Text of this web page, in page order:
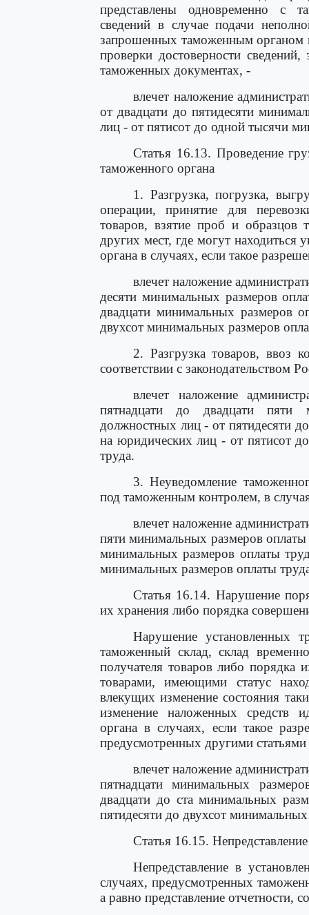
представлены одновременно с
сведений в случае подачи
запрошенных таможенным органом
проверки достоверности
таможенных документах, -
влечет наложение
от двадцати до пятидесяти
лиц - от пятисот до одной тысячи
Статья 16.13. Проведение
таможенного органа
1. Разгрузка, погрузка,
операции, принятие для
товаров, взятие проб и образцов
других мест, где могут находиться
органа в случаях, если такое
влечет наложение
десяти минимальных размеров
двадцати минимальных размеров
двухсот минимальных размеров
2. Разгрузка товаров, ввоз
соответствии с законодательством
влечет наложение
пятнадцати до двадцати пяти
должностных лиц - от пятидесяти
на юридических лиц - от пятисот
труда.
3. Неуведомление
под таможенным контролем, в
влечет наложение
пяти минимальных размеров
минимальных размеров оплаты
минимальных размеров оплаты
Статья 16.14. Нарушение
их хранения либо порядка
Нарушение установленных
таможенный склад, склад
получателя товаров либо
товарами, имеющими статус
влекущих изменение состояния
изменение наложенных средств
органа в случаях, если такое
предусмотренных другими
влечет наложение
пятнадцати минимальных
двадцати до ста минимальных
пятидесяти до двухсот
Статья 16.15.
Непредставление в
случаях, предусмотренных
а равно представление отчетности,